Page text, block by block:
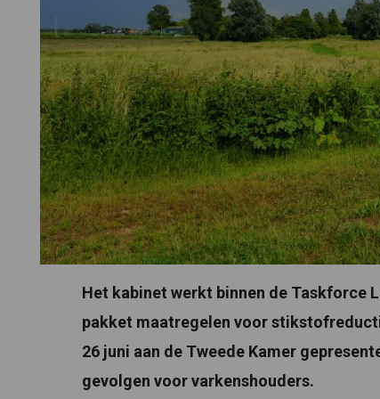
Het kabinet werkt binnen de Taskforce
pakket maatregelen voor
26 juni aan de Tweede Kamer
gevolgen voor varkenshouders.